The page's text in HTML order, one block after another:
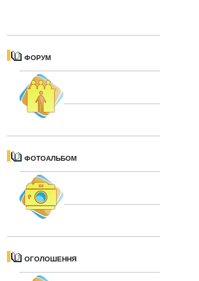
ФОРУМ
ФОТОАЛЬБОМ
ОГОЛОШЕННЯ